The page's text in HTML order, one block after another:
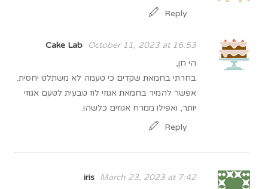
Reply
Cake Lab
October 11, 2023 at 16:53
הי חן,
בחרתי בחמאת שקדים כי טעמה לא משתלט יחסית.
אפשר להמיר בחמאת אגוזי לוז טבעית לטעם אגוזי
יותר, ואפילו ממרח אגוזים כלשהו.
Reply
iris March 23, 2023 at 7:42